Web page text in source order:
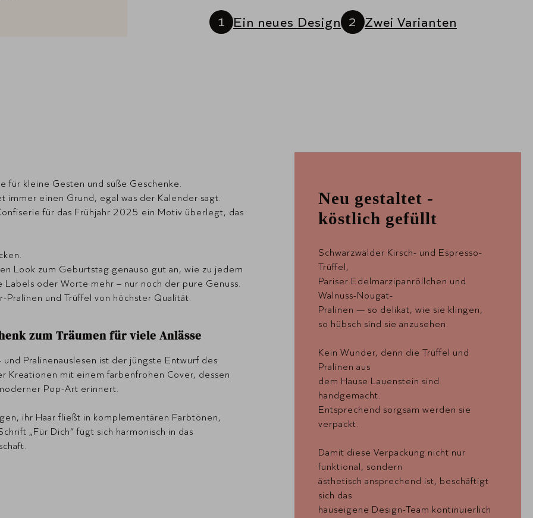
Ein neues Design Zwei Varianten
kleine Gesten und süße Geschenke.
einen Grund, egal was der Kalender sagt.
für das Frühjahr 2025 ein Motiv überlegt, das
Look zum Geburtstag genauso gut an, wie zu jedem
oder Worte mehr – nur noch der pure Genuss.
und Trüffel von höchster Qualität.
zum Träumen für viele Anlässe
Pralinenauslesen ist der jüngste Entwurf des
Kreationen mit einem farbenfrohen Cover, dessen
Pop-Art erinnert.
ihr Haar fließt in komplementären Farbtönen,
„Für Dich“ fügt sich harmonisch in das
Neu gestaltet -
köstlich gefüllt
Schwarzwälder Kirsch- und Espresso-
Trüffel,
Pariser Edelmarzipanröllchen und
Walnuss-Nougat-
Pralinen — so delikat, wie sie klingen,
so hübsch sind sie anzusehen.
Kein Wunder, denn die Trüffel und
Pralinen aus
dem Hause Lauenstein sind
handgemacht.
Entsprechend sorgsam werden sie
verpackt.
Damit diese Verpackung nicht nur
funktional, sondern
ästhetisch ansprechend ist, beschäftigt
sich das
hauseigene Design-Team kontinuierlich